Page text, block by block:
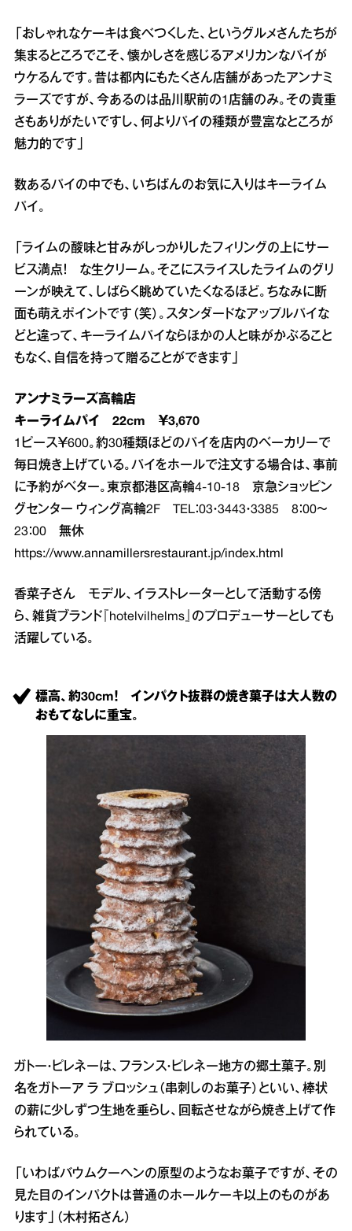
「おしゃれなケーキは食べつくした、というグルメさんたちが
集まるところでこそ、懐かしさを感じるアメリカンなパイが
ウケるんです。昔は都内にもたくさん店舗があったアンナミ
ラーズですが、今あるのは品川駅前の1店舗のみ。その貴重
さもありがたいですし、何よりパイの種類が豊富なところが
魅力的です」
数あるパイの中でも、いちばんのお気に入りはキーライム
パイ。
「ライムの酸味と甘みがしっかりしたフィリングの上にサー
ビス満点！ な生クリーム。そこにスライスしたライムのグリ
ーンが映えて、しばらく眺めていたくなるほど。ちなみに断
面も萌えポイントです（笑）。スタンダードなアップルパイな
どと違って、キーライムパイならほかの人と味がかぶること
もなく、自信を持って贈ることができます」
アンナミラーズ高輪店
キーライムパイ 22cm ￥3,670
1ピース￥600。約30種類ほどのパイを店内のベーカリーで
毎日焼き上げている。パイをホールで注文する場合は、事前
に予約がベター。東京都港区高輪4‐10‐18 京急ショッピン
グセンター ウィング高輪2F TEL：03・3443・3385 8：00～
23：00 無休
https://www.annamillersrestaurant.jp/index.html
香菜子さん モデル、イラストレーターとして活動する傍
ら、雑貨ブランド『hotelvilhelms』のプロデューサーとしても
活躍している。
標高、約30cm！ インパクト抜群の焼き菓子は大人数の
おもてなしに重宝。
ガトー・ピレネーは、フランス・ピレネー地方の郷土菓子。別
名をガトーア ラ ブロッシュ（串刺しのお菓子）といい、棒状
の薪に少しずつ生地を垂らし、回転させながら焼き上げて作
られている。
「いわばバウムクーヘンの原型のようなお菓子ですが、その
見た目のインパクトは普通のホールケーキ以上のものがあ
ります」（木村拓さん）